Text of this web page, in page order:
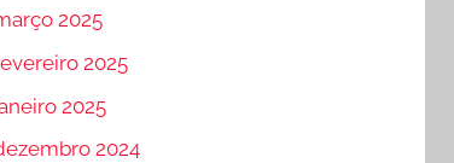
2025
2025
2025
2024